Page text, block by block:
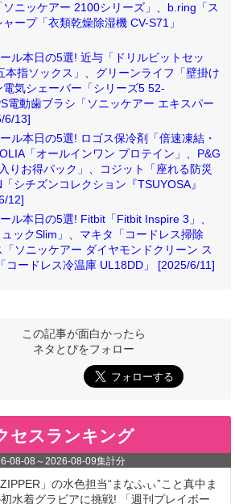
ニッケアー 2100シリーズ」、b.ring「ス
ープ「衣類乾燥除湿機 CV-S71」
ル本日の5選! 近与「ドリルビットセッ
本指ソックス」、グリーンライフ「壁掛け
気シェーバー「シリーズ5 52-
電動歯ブラシ「ソニッケアー エキスパー
6/13]
ル本日の5選! ロゴス保冷剤「倍速凍結・
「オールインワン プロテイン」、P&G
りお得パック」、コジット「座れる防災
シチズンコレクション『TSUYOSA』
12]
ル本日の5選! Fitbit「Fitbit Inspire 3」、
ックSlim」、マキタ「コードレス掃除
ソニッケアー ダイヤモンドクリーン ス
コードレス冷温庫 UL18DD」 [2025/6/11]
この記事が面白かったら
ネタとぴをフォロー
セスランキング
08-08 ～2026-08-09集計分
ZIPPER」の水色担当“まなふぃ”こと真中ま
水着グラビアに挑戦! 「週刊プレイボー